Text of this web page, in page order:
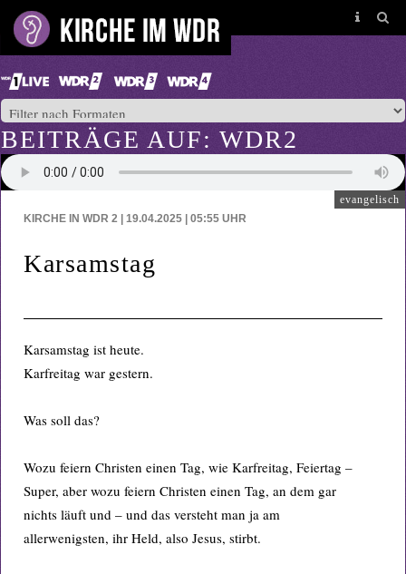
BEITRÄGE AUF: WDR2
evangelisch
KIRCHE IN WDR 2 | 19.04.2025 | 05:55 UHR
Karsamstag
Karsamstag ist heute.
Karfreitag war gestern.
Was soll das?
Wozu feiern Christen einen Tag, wie Karfreitag, Feiertag –
Super, aber wozu feiern Christen einen Tag, an dem gar
nichts läuft und – und das versteht man ja am
allerwenigsten, ihr Held, also Jesus, stirbt.